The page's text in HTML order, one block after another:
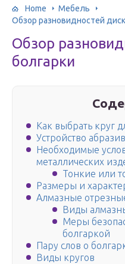
Home
Мебель
Обзор разновидностей
Обзор
болгарки
Как выбрать круг
Устройство
Необходимые
металлических
Тонкие или
Размеры и
Алмазные
Виды
Меры
болгаркой
Пару слов о
Виды кругов